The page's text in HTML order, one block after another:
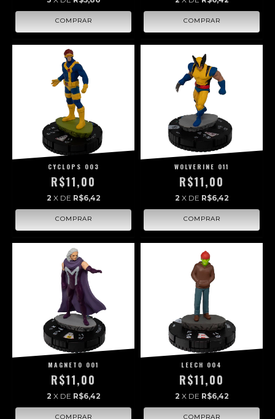
CYCLOPS 003
R$11,00
2 X DE R$6,42
WOLVERINE 011
R$11,00
2 X DE R$6,42
MAGNETO 001
R$11,00
2 X DE R$6,42
LEECH 004
R$11,00
2 X DE R$6,42